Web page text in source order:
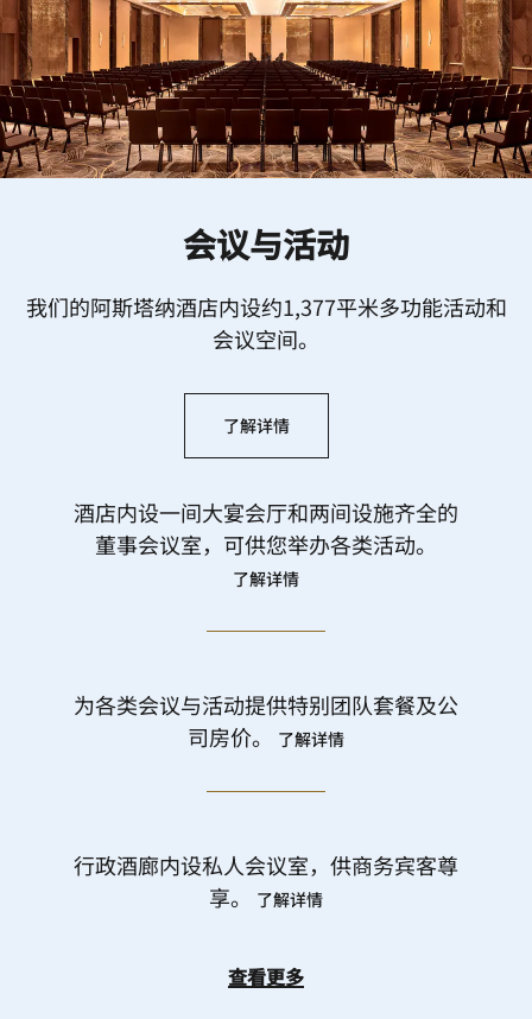
会议与活动
我们的阿斯塔纳酒店内设约1,377平米多功能活动和
会议空间。
了解详情
酒店内设一间大宴会厅和两间设施齐全的
董事会议室，可供您举办各类活动。
了解详情
为各类会议与活动提供特别团队套餐及公
司房价。
了解详情
行政酒廊内设私人会议室，供商务宾客尊
享。
了解详情
查看更多